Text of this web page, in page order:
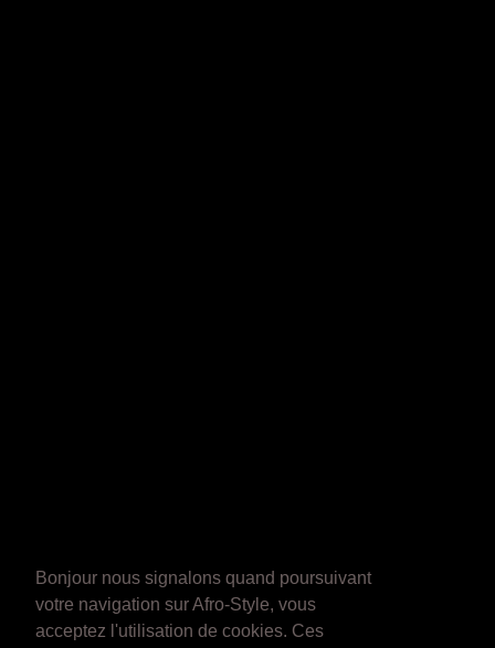
Bonjour nous signalons quand poursuivant
votre navigation sur Afro-Style, vous
acceptez l'utilisation de cookies. Ces